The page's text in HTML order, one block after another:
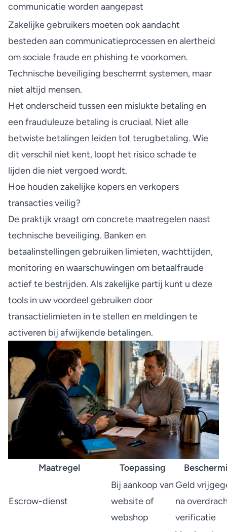
communicatie worden aangepast
Zakelijke gebruikers moeten ook aandacht
besteden aan communicatieprocessen en alertheid
om sociale fraude en phishing te voorkomen.
Technische beveiliging beschermt systemen, maar
niet altijd mensen.
Het onderscheid tussen een mislukte betaling en
een frauduleuze betaling is cruciaal. Niet alle
betwiste betalingen leiden tot terugbetaling. Wie
dit verschil niet kent, loopt het risico schade te
lijden die niet vergoed wordt.
Hoe houden zakelijke kopers en verkopers
transacties veilig?
De praktijk vraagt om concrete maatregelen naast
technische beveiliging. Banken en
betaalinstellingen gebruiken limieten, wachttijden,
monitoring en waarschuwingen om betaalfraude
actief te bestrijden. Als zakelijke partij kunt u deze
tools in uw voordeel gebruiken door
transactielimieten in te stellen en meldingen te
activeren bij afwijkende betalingen.
Maatregel Toepassing
Escrow-dienst
Bij aankoop van
website of
webshop
Geld
na
verificatie